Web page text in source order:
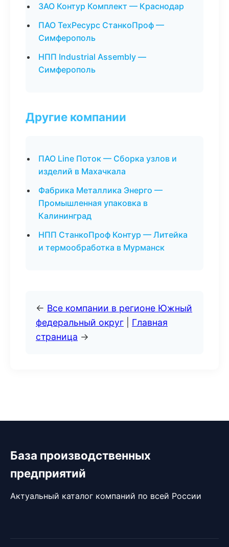
ЗАО Контур Комплект — Краснодар
ПАО ТехРесурс СтанкоПроф —
Симферополь
НПП Industrial Assembly —
Симферополь
Другие компании
ПАО Line Поток — Сборка узлов и
изделий в Махачкала
Фабрика Металлика Энерго —
Промышленная упаковка в
Калининград
НПП СтанкоПроф Контур — Литейка
и термообработка в Мурманск
← Все компании в регионе Южный
федеральный округ
Главная
страница →
База производственных
предприятий
Актуальный каталог компаний по всей России